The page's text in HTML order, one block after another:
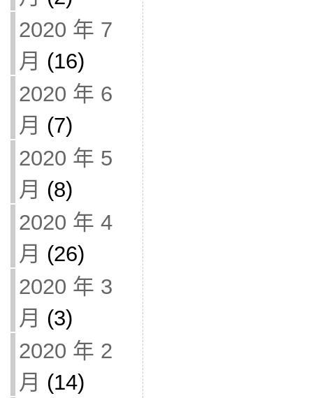
2020 年 7
月 (16)
2020 年 6
月 (7)
2020 年 5
月 (8)
2020 年 4
月 (26)
2020 年 3
月 (3)
2020 年 2
月 (14)